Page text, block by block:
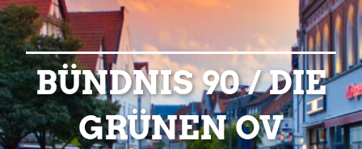
BÜNDNIS 90 / DIE
GRÜNEN OV